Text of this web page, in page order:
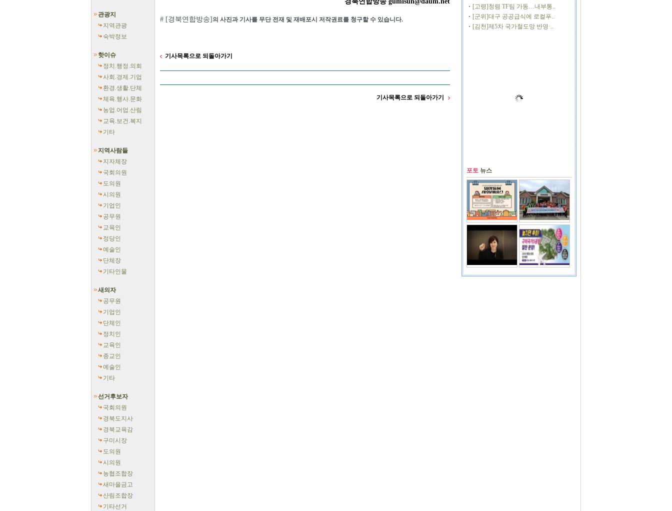
관광지
지역관광
숙박정보
핫이슈
정치.행정.의회
사회.경제.기업
환경.생활.단체
체육.행사.문화
농업.어업.산림
교육.보건.복지
기타
지역사람들
지자체장
국회의원
도의원
시의원
기업인
공무원
교육인
정당인
예술인
단체장
기타인물
새의자
공무원
기업인
단체인
정치인
교육인
종교인
예술인
기타
선거후보자
국회의원
경북도지사
경북교육감
구미시장
도의원
시의원
농협조합장
새마을금고
산림조합장
기타선거
# [경북연합방송]의 사진과 기사를 무단 전재 및 재배포시 저작권료를 청구할 수 있습니다.
기사목록으로 되돌아가기
기사목록으로 되돌아가기
[고령]청렴 TF팀 가동…내부통..
[군위]대구 공공급식에 로컬푸..
[김천]제5차 국가철도망 반영·..
포토 뉴스